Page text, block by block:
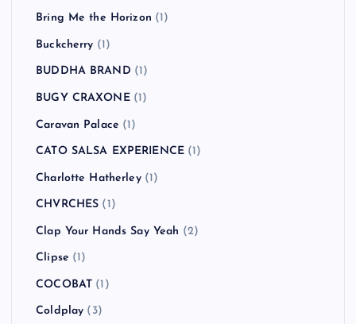
Bring Me the Horizon (1)
Buckcherry (1)
BUDDHA BRAND (1)
BUGY CRAXONE(1)
Caravan Palace (1)
CATO SALSA EXPERIENCE (1)
Charlotte Hatherley(1)
CHVRCHES (1)
Clap Your Hands Say Yeah (2)
Clipse (1)
COCOBAT (1)
Coldplay (3)